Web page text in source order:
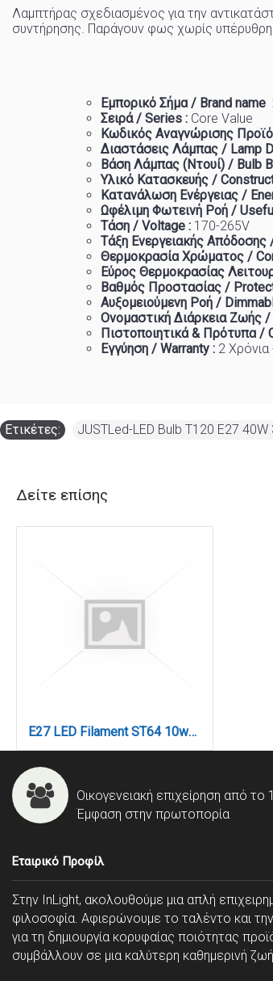
Λαμπτήρας σχεδιασμένος για την
συντήρησης. Παράγουν φως χωρίς υπέρυθρη
Εμπορικό Σήμα / Brand name
Σειρά / Series : Core Value
Κωδικός Αναγνώρισης
Διαστάσεις Λάμπας / Lamp
Βάση Λάμπας (Ντουί) / Bulb
Υλικό Κατασκευής /
Κατανάλωση Ενέργειας /
Ωφέλιμη Φωτεινή Ροή /
Τάση / Voltage : 170-265V
Τάξη Ενεργειακής
Θερμοκρασία Χρώματος /
Εύρος Θερμοκρασίας
Βαθμός Προστασίας /
Αυξομειούμενη Ροή /
Ονομαστική Διάρκεια Ζωής
Πιστοποιητικά & Πρότυπα /
Εγγύηση / Warranty : 2 Χρόνια
Ετικέτες: JUSTLed-LED Bulb T120 E27
Δείτε επίσης
E27 LED Filament ST64 10watt (7.27.10.26.2)
Οικογενειακή επιχείρηση από το
Έμφαση στην πρωτοπορία
Εταιρικό Προφίλ
Στην InLight, ακολουθούμε μια απλή
φιλοσοφία. Αφιερώνουμε το ταλέντο και
για τη δημιουργία κορυφαίας ποιότητας
συμβάλλουν σε μια καλύτερη καθημερινή